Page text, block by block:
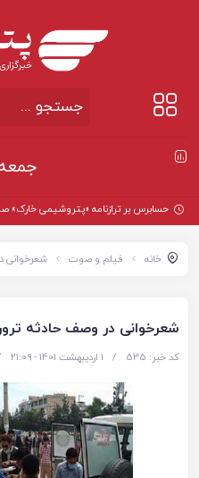
جمعه ۱۶ مرداد
حسابرس بر ترازنامه «پتروشیمی خارک»
خانه فیلم و صوت شعرخوانی
شعرخوانی در وصف حادثه
کد خبر: 535 / 1 اردیبهشت 1401 - ۲۱:۰۹